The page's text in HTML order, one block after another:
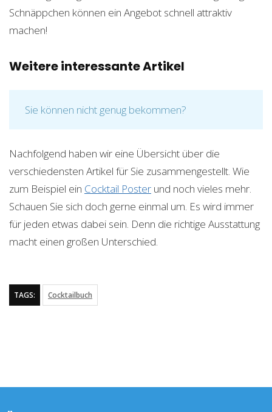
Schnäppchen können ein Angebot schnell attraktiv
machen!
Weitere interessante Artikel
Sie können nicht genug bekommen?
Nachfolgend haben wir eine Übersicht über die
verschiedensten Artikel für Sie zusammengestellt. Wie
zum Beispiel ein Cocktail Poster und noch vieles mehr.
Schauen Sie sich doch gerne einmal um. Es wird immer
für jeden etwas dabei sein. Denn die richtige Ausstattung
macht einen großen Unterschied.
TAGS: Cocktailbuch